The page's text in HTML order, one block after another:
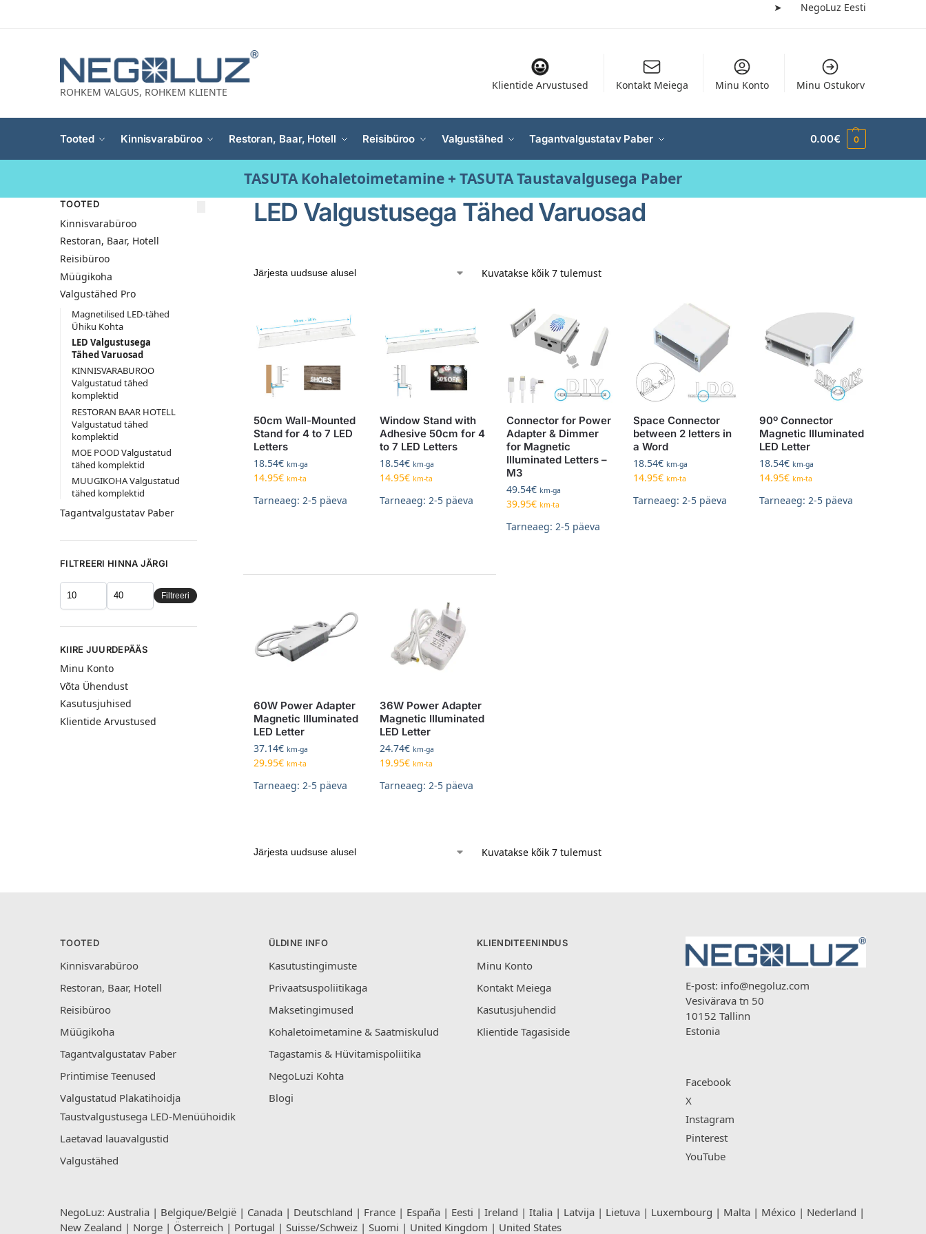
➤ NegoLuz Eesti
ROHKEM VALGUS, ROHKEM KLIENTE
Klientide Arvustused Kontakt Meiega Minu Konto Minu Ostukorv
Tooted Kinnisvarabüroo Restoran, Baar, Hotell Reisibüroo Valgustähed Tagantvalgustatav Paber 0.00€ 0
TASUTA Kohaletoimetamine + TASUTA Taustavalgusega Paber
LED Valgustusega Tähed Varuosad
Kuvatakse kõik 7 tulemust
50cm Wall-Mounted
Stand for 4 to 7 LED
Letters
18.54€ km-ga
14.95€ km-ta
Tarneaeg: 2-5 päeva
Window Stand with
Adhesive 50cm for 4
to 7 LED Letters
18.54€ km-ga
14.95€ km-ta
Tarneaeg: 2-5 päeva
Connector for Power
Adapter & Dimmer
for Magnetic
Illuminated Letters –
M3
49.54€ km-ga
39.95€ km-ta
Tarneaeg: 2-5 päeva
Space Connector
between 2 letters in
a Word
18.54€ km-ga
14.95€ km-ta
Tarneaeg: 2-5 päeva
90º Connector
Magnetic Illuminated
LED Letter
18.54€ km-ga
14.95€ km-ta
Tarneaeg: 2-5 päeva
60W Power Adapter
Magnetic Illuminated
LED Letter
37.14€ km-ga
29.95€ km-ta
Tarneaeg: 2-5 päeva
36W Power Adapter
Magnetic Illuminated
LED Letter
24.74€ km-ga
19.95€ km-ta
Tarneaeg: 2-5 päeva
Kuvatakse kõik 7 tulemust
TOOTED
Kinnisvarabüroo
Restoran, Baar, Hotell
Reisibüroo
Müügikoha
Valgustähed Pro
Magnetilised LED-tähed
Ühiku Kohta
LED Valgustusega
Tähed Varuosad
KINNISVARABUROO
Valgustatud tähed
komplektid
RESTORAN BAAR HOTELL
Valgustatud tähed
komplektid
MOE POOD Valgustatud
tähed komplektid
MUUGIKOHA Valgustatud
tähed komplektid
Tagantvalgustatav Paber
FILTREERI HINNA JÄRGI
Filtreeri
KIIRE JUURDEPÄÄS
Minu Konto
Võta Ühendust
Kasutusjuhised
Klientide Arvustused
TOOTED
Kinnisvarabüroo
Restoran, Baar, Hotell
Reisibüroo
Müügikoha
Tagantvalgustatav Paber
Printimise Teenused
Valgustatud Plakatihoidja
Taustvalgustusega LED-Menüühoidik
Laetavad lauavalgustid
Valgustähed
ÜLDINE INFO
Kasutustingimuste
Privaatsuspoliitikaga
Maksetingimused
Kohaletoimetamine & Saatmiskulud
Tagastamis & Hüvitamispoliitika
NegoLuzi Kohta
Blogi
KLIENDITEENINDUS
Minu Konto
Kontakt Meiega
Kasutusjuhendid
Klientide Tagasiside
E-post: info@negoluz.com
Vesivärava tn 50
10152 Tallinn
Estonia
Facebook
X
Instagram
Pinterest
YouTube
NegoLuz: Australia | Belgique/België | Canada | Deutschland | France | España | Eesti | Ireland | Italia | Latvija | Lietuva | Luxembourg | Malta | México | Nederland |
New Zealand | Norge | Österreich | Portugal | Suisse/Schweiz | Suomi | United Kingdom | United States